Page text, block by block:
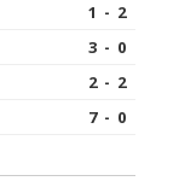
1 - 2
3 - 0
2 - 2
7 - 0